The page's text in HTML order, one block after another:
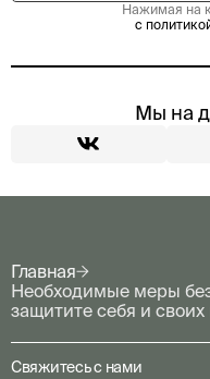
Нажимая на
с
Мы на
Главная
Необходимые меры
защитите себя и своих
Свяжитесь с нами